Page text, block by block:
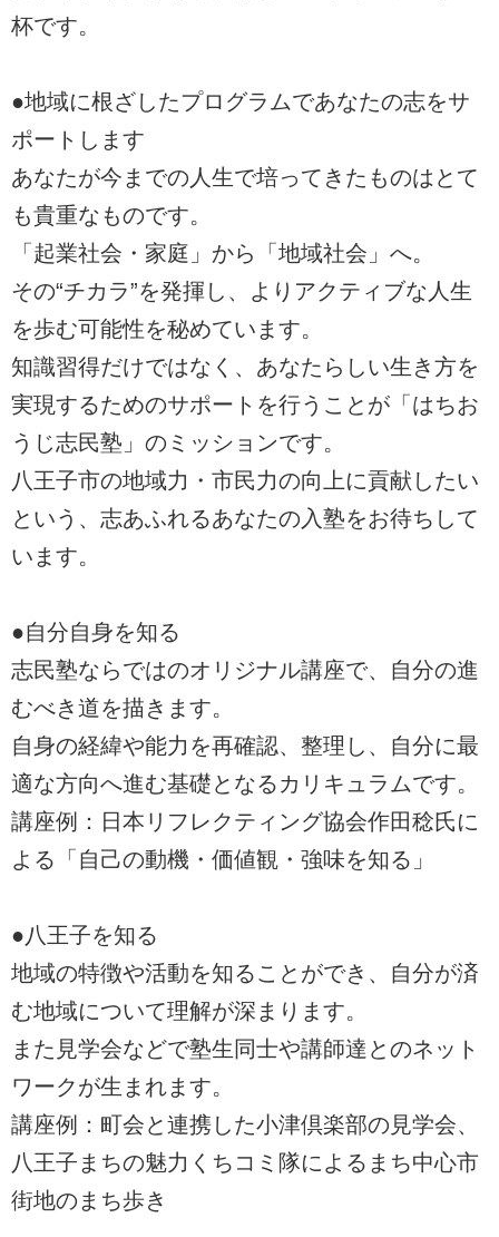
杯です。
●地域に根ざしたプログラムであなたの志をサ
ポートします
あなたが今までの人生で培ってきたものはとて
も貴重なものです。
「起業社会・家庭」から「地域社会」へ。
その“チカラ”を発揮し、よりアクティブな人生
を歩む可能性を秘めています。
知識習得だけではなく、あなたらしい生き方を
実現するためのサポートを行うことが「はちお
うじ志民塾」のミッションです。
八王子市の地域力・市民力の向上に貢献したい
という、志あふれるあなたの入塾をお待ちして
います。
●自分自身を知る
志民塾ならではのオリジナル講座で、自分の進
むべき道を描きます。
自身の経緯や能力を再確認、整理し、自分に最
適な方向へ進む基礎となるカリキュラムです。
講座例：日本リフレクティング協会作田稔氏に
よる「自己の動機・価値観・強味を知る」
●八王子を知る
地域の特徴や活動を知ることができ、自分が済
む地域について理解が深まります。
また見学会などで塾生同士や講師達とのネット
ワークが生まれます。
講座例：町会と連携した小津倶楽部の見学会、
八王子まちの魅力くちコミ隊によるまち中心市
街地のまち歩き